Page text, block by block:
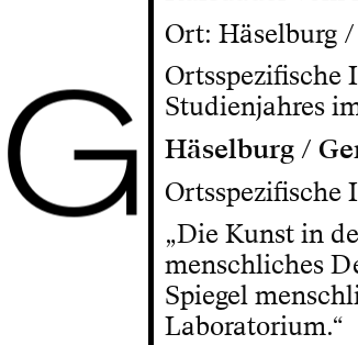
G
Ort: Häselburg /
Ortsspezifische
Studienjahres
Häselburg /
„Die Kunst in
menschliches
Spiegel
Laboratorium.“